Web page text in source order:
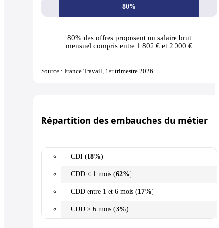
80%
80% des offresproposent un salaire brut
mensuel compris entre 1 802 € et 2 000 €
Source : France Travail, 1er trimestre 2026
Répartition des embauches du métier
CDI (18%)
CDD < 1 mois (62%)
CDD entre 1 et 6 mois (17%)
CDD > 6 mois (3%)